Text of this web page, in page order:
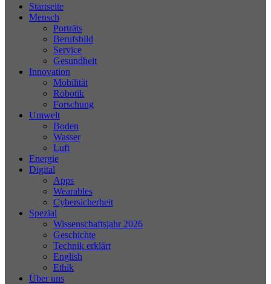
Startseite
Mensch
Porträts
Berufsbild
Service
Gesundheit
Innovation
Mobilität
Robotik
Forschung
Umwelt
Boden
Wasser
Luft
Energie
Digital
Apps
Wearables
Cybersicherheit
Spezial
Wissenschaftsjahr 2026
Geschichte
Technik erklärt
English
Ethik
Über uns